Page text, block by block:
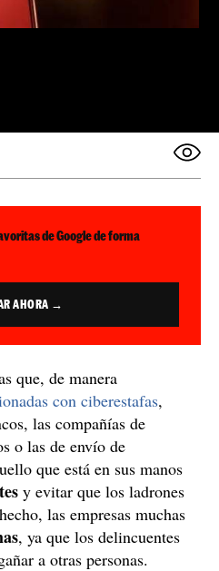
de Google de forma
AHORA →
que, de manera
con ciberestafas,
las compañías de
o las de envío de
que está en sus manos
y evitar que los ladrones
las empresas muchas
, ya que los delincuentes
a otras personas.